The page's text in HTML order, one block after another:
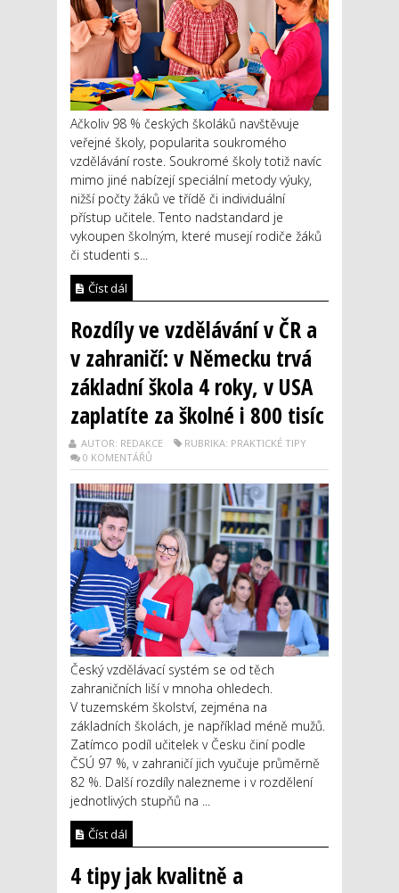
Ačkoliv 98 % českých školáků navštěvuje
veřejné školy, popularita soukromého
vzdělávání roste. Soukromé školy totiž navíc
mimo jiné nabízejí speciální metody výuky,
nižší počty žáků ve třídě či individuální
přístup učitele. Tento nadstandard je
vykoupen školným, které musejí rodiče žáků
či studenti s...
Číst dál
Rozdíly ve vzdělávání v ČR a
v zahraničí: v Německu trvá
základní škola 4 roky, v USA
zaplatíte za školné i 800 tisíc
AUTOR: REDAKCE
RUBRIKA: PRAKTICKÉ TIPY
0 KOMENTÁŘŮ
Český vzdělávací systém se od těch
zahraničních liší v mnoha ohledech.
V tuzemském školství, zejména na
základních školách, je například méně mužů.
Zatímco podíl učitelek v Česku činí podle
ČSÚ 97 %, v zahraničí jich vyučuje průměrně
82 %. Další rozdíly nalezneme i v rozdělení
jednotlivých stupňů na ...
Číst dál
4 tipy jak kvalitně a